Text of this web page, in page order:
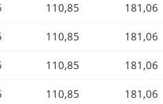
110,85 181,06
110,85 181,06
110,85 181,06
110,85 181,06